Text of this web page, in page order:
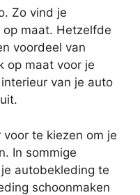
Zo vind je
maat. Hetzelfde
voordeel van
op maat voor je
van je auto
te kiezen om je
In sommige
autobekleding te
schoonmaken